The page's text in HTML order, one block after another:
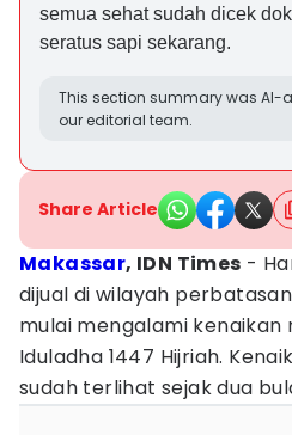
semua sehat sudah dicek
seratus sapi sekarang.
This section summary was AI-
our editorial team.
Share Article
Makassar, IDN Times -
dijual di wilayah
mulai mengalami kenaikan
Iduladha 1447 Hijriah.
sudah terlihat sejak dua